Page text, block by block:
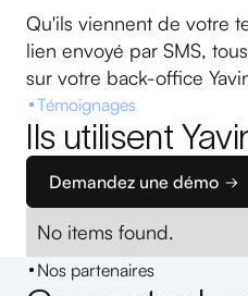
Qu'ils viennent de votre
lien envoyé par SMS,
sur votre back-office
Témoignages
Ils utilisent
Demandez une démo
No items found.
Nos partenaires